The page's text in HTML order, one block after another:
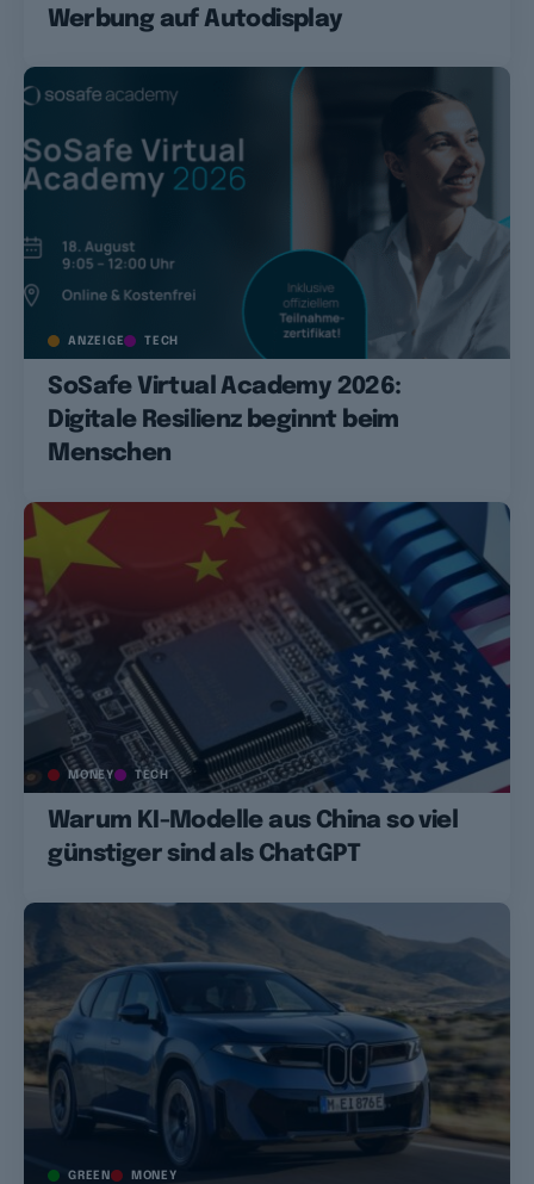
Werbung auf Autodisplay
ANZEIGE TECH
SoSafe Virtual Academy 2026:
Digitale Resilienz beginnt beim
Menschen
MONEY TECH
Warum KI-Modelle aus China so viel
günstiger sind als ChatGPT
GREEN MONEY